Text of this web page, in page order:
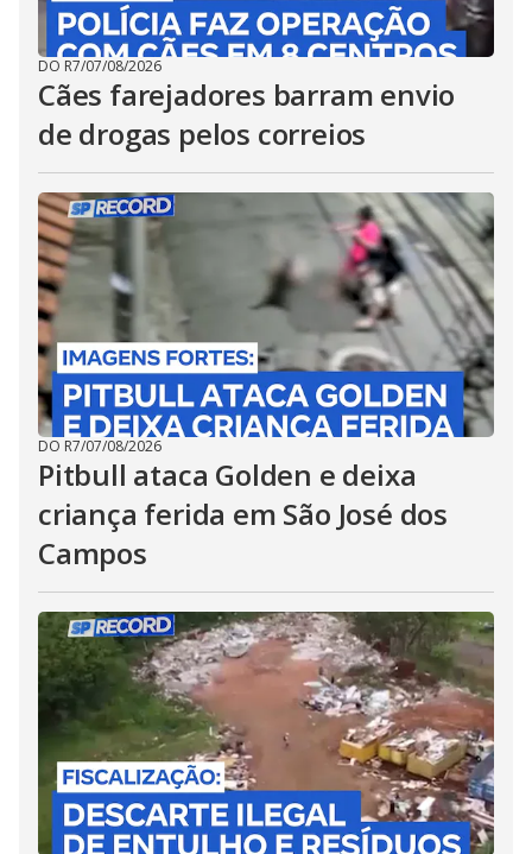
DO R7/07/08/2026
Cães farejadores barram envio
de drogas pelos correios
DO R7/07/08/2026
Pitbull ataca Golden e deixa
criança ferida em São José dos
Campos